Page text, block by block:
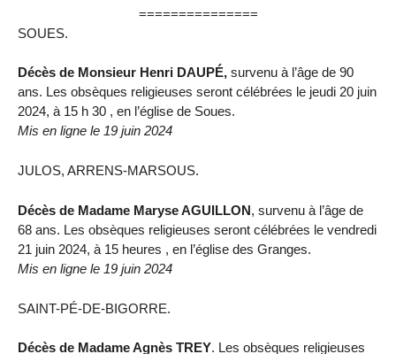
===============
SOUES.
Décès de Monsieur Henri DAUPÉ, survenu à l’âge de 90
ans. Les obsèques religieuses seront célébrées le jeudi 20 juin
2024, à 15 h 30 , en l’église de Soues.
Mis en ligne le 19 juin 2024
JULOS, ARRENS-MARSOUS.
Décès de Madame Maryse AGUILLON, survenu à l’âge de
68 ans. Les obsèques religieuses seront célébrées le vendredi
21 juin 2024, à 15 heures , en l’église des Granges.
Mis en ligne le 19 juin 2024
SAINT-PÉ-DE-BIGORRE.
Décès de Madame Agnès TREY. Les obsèques religieuses